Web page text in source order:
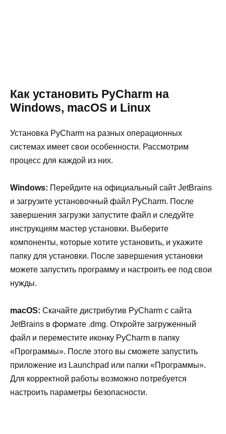
Как установить PyCharm на
Windows, macOS и Linux
Установка PyCharm на разных операционных
системах имеет свои особенности. Рассмотрим
процесс для каждой из них.
Windows: Перейдите на официальный сайт JetBrains
и загрузите установочный файл PyCharm. После
завершения загрузки запустите файл и следуйте
инструкциям мастер установки. Выберите
компоненты, которые хотите установить, и укажите
папку для установки. После завершения установки
можете запустить программу и настроить ее под свои
нужды.
macOS: Скачайте дистрибутив PyCharm с сайта
JetBrains в формате .dmg. Откройте загруженный
файл и переместите иконку PyCharm в папку
«Программы». После этого вы сможете запустить
приложение из Launchpad или папки «Программы».
Для корректной работы возможно потребуется
настроить параметры безопасности.